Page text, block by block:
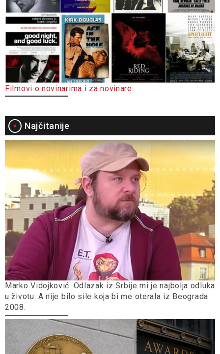
Filmovi o novinarima i za novinare
Najčitanije
Marko Vidojković: Odlazak iz Srbije mi je najbolja odluka
u životu. A nije bilo sile koja bi me oterala iz Beograda
2008.